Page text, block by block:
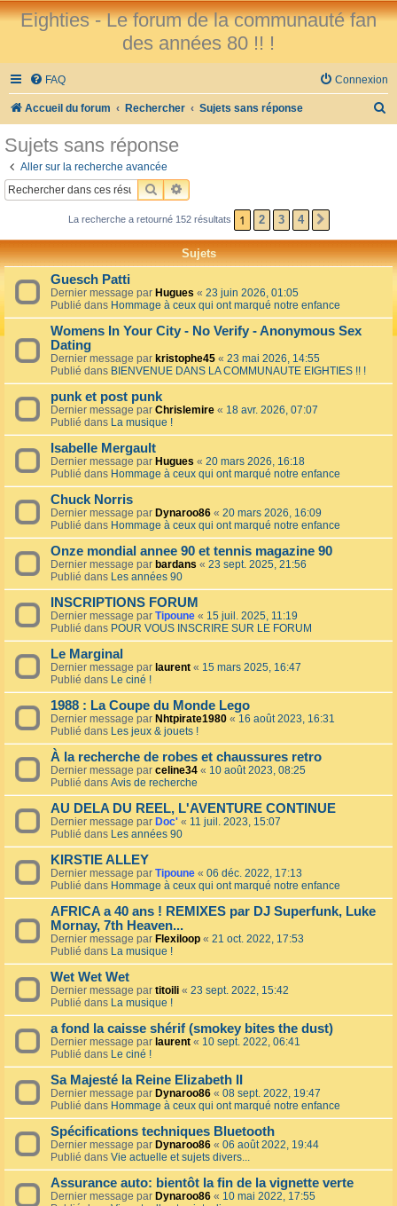
Eighties - Le forum de la communauté fan
des années 80 !! !
FAQ Connexion
Accueil du forum Rechercher Sujets sans réponse
h
r
Sujets sans réponse
Aller sur la recherche avancée
RECHERCHER
RECHERCHE AVANCÉE
La recherche a retourné 152 résultats 1 2 3 4
Sujets
Guesch Patti
Dernier message par Hugues « 23 juin 2026, 01:05
Publié dans Hommage à ceux qui ont marqué notre enfance
Womens In Your City - No Verify - Anonymous Sex
Dating
Dernier message par kristophe45 « 23 mai 2026, 14:55
Publié dans BIENVENUE DANS LA COMMUNAUTE EIGHTIES !! !
punk et post punk
Dernier message par Chrislemire « 18 avr. 2026, 07:07
Publié dans La musique !
Isabelle Mergault
Dernier message par Hugues « 20 mars 2026, 16:18
Publié dans Hommage à ceux qui ont marqué notre enfance
Chuck Norris
Dernier message par Dynaroo86 « 20 mars 2026, 16:09
Publié dans Hommage à ceux qui ont marqué notre enfance
Onze mondial annee 90 et tennis magazine 90
Dernier message par bardans « 23 sept. 2025, 21:56
Publié dans Les années 90
INSCRIPTIONS FORUM
Dernier message par Tipoune « 15 juil. 2025, 11:19
Publié dans POUR VOUS INSCRIRE SUR LE FORUM
Le Marginal
Dernier message par laurent « 15 mars 2025, 16:47
Publié dans Le ciné !
1988 : La Coupe du Monde Lego
Dernier message par Nhtpirate1980 « 16 août 2023, 16:31
Publié dans Les jeux & jouets !
À la recherche de robes et chaussures retro
Dernier message par celine34 « 10 août 2023, 08:25
Publié dans Avis de recherche
AU DELA DU REEL, L'AVENTURE CONTINUE
Dernier message par Doc' « 11 juil. 2023, 15:07
Publié dans Les années 90
KIRSTIE ALLEY
Dernier message par Tipoune « 06 déc. 2022, 17:13
Publié dans Hommage à ceux qui ont marqué notre enfance
AFRICA a 40 ans ! REMIXES par DJ Superfunk, Luke
Mornay, 7th Heaven...
Dernier message par Flexiloop « 21 oct. 2022, 17:53
Publié dans La musique !
Wet Wet Wet
Dernier message par titoili « 23 sept. 2022, 15:42
Publié dans La musique !
a fond la caisse shérif (smokey bites the dust)
Dernier message par laurent « 10 sept. 2022, 06:41
Publié dans Le ciné !
Sa Majesté la Reine Elizabeth II
Dernier message par Dynaroo86 « 08 sept. 2022, 19:47
Publié dans Hommage à ceux qui ont marqué notre enfance
Spécifications techniques Bluetooth
Dernier message par Dynaroo86 « 06 août 2022, 19:44
Publié dans Vie actuelle et sujets divers...
Assurance auto: bientôt la fin de la vignette verte
Dernier message par Dynaroo86 « 10 mai 2022, 17:55